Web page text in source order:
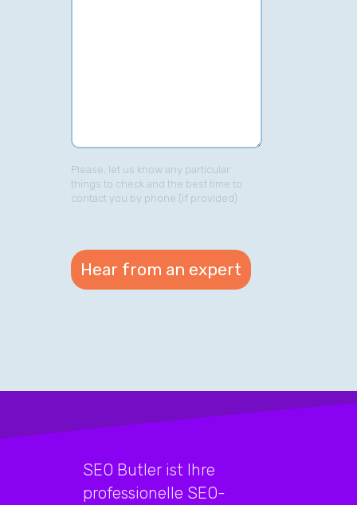
Please, let us know any particular
things to check and the best time to
contact you by phone (if provided).
SEO Butler ist Ihre
professionelle SEO-